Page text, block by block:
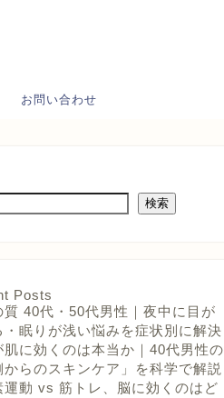
お問い合わせ
検索
Posts
質 40代・50代男性｜夜中に目が
・眠りが浅い悩みを症状別に解決
肌に効くのは本当か｜40代男性の
からのスキンケア」を科学で解説
運動 vs 筋トレ、脳に効くのはど